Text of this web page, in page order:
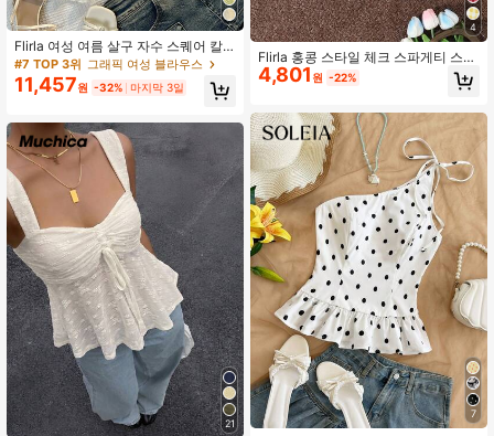
Flirla 여성 여름 살구 자수 스퀘어 칼
라 셔츠, 개더 러플 밑단, 금속 불가사
리 장식 및 플러터 소매
#7 TOP 3위 그래픽 여성 블라우스
11,457원 -32% 마지막 3일
21
4
Flirla 홍콩 스타일 체크 스파게티 스트
랩 리본 카미솔 탑 여성용 섹시한 백리
스 민소매
4,801 원 -22%
7